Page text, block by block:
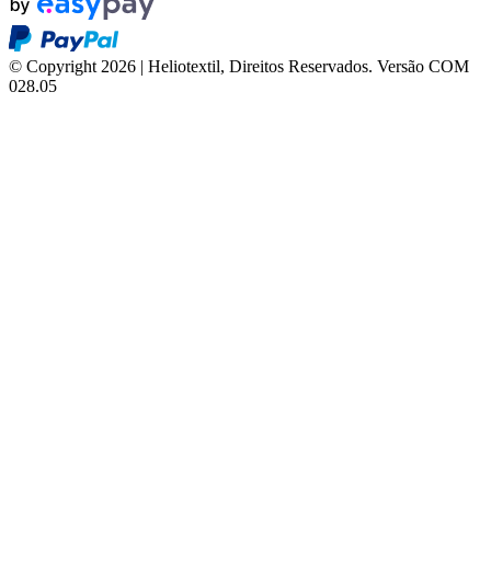
© Copyright 2026 | Heliotextil, Direitos Reservados. Versão COM
028.05